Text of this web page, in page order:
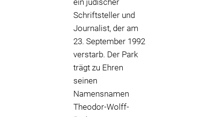
ein jüdischer
Schriftsteller und
Journalist, der am
23. September 1992
verstarb. Der Park
trägt zu Ehren
seinen
Namensnamen
Theodor-Wolff-